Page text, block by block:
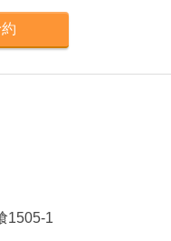
1505-1